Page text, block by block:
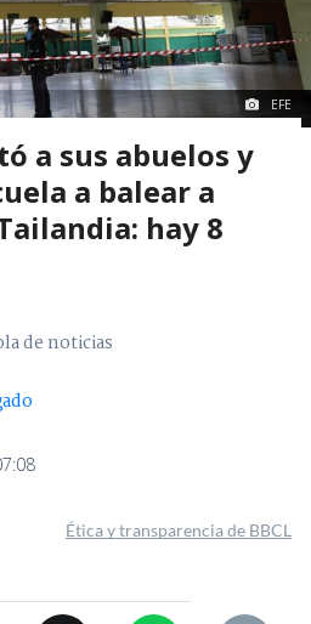
EFE
a sus abuelos y
a balear a
hay 8
de noticias
Ética y transparencia de BBCL